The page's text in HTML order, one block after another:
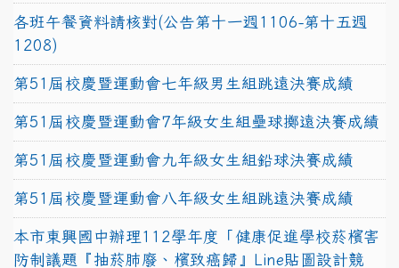
各班午餐資料請核對(公告第十一週1106-第十五週
1208)
第51屆校慶暨運動會七年級男生組跳遠決賽成績
第51屆校慶暨運動會7年級女生組壘球擲遠決賽成績
第51屆校慶暨運動會九年級女生組鉛球決賽成績
第51屆校慶暨運動會八年級女生組跳遠決賽成績
本市東興國中辦理112學年度「健康促進學校菸檳害
防制議題『抽菸肺廢、檳致癌歸』Line貼圖設計競